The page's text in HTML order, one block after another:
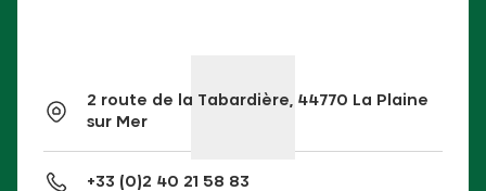
2 route de la Tabardière, 44770 La Plaine
sur Mer
+33 (0)2 40 21 58 83